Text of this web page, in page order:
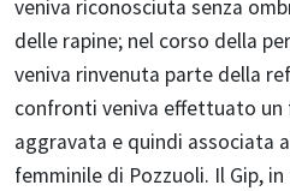
veniva riconosciuta senza
delle rapine; nel corso della
veniva rinvenuta parte della
confronti veniva effettuato un
aggravata e quindi associata
femminile di Pozzuoli. Il Gip,